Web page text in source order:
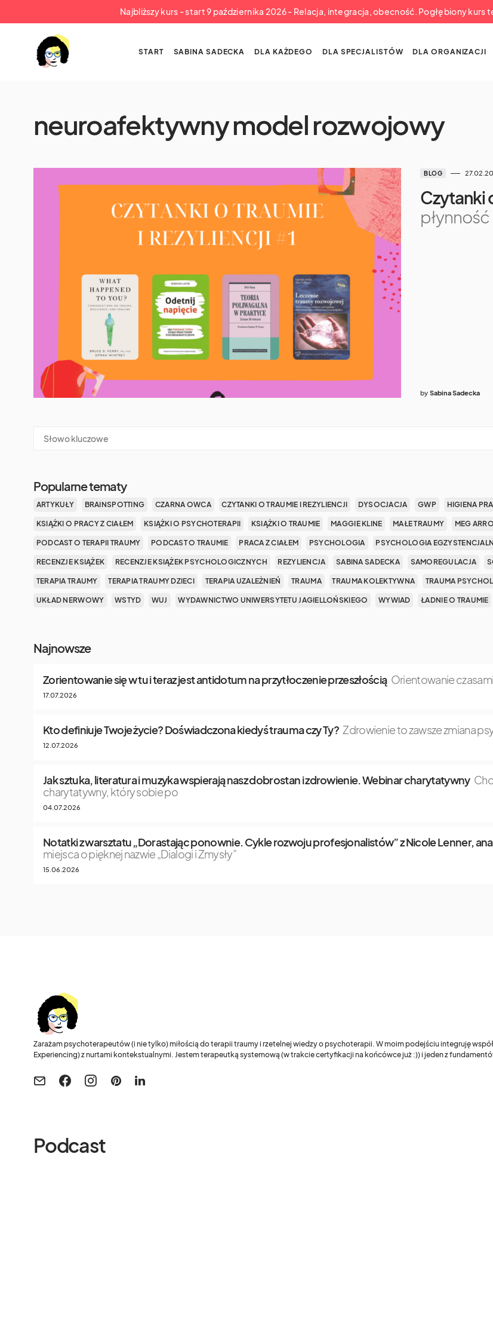
Najbliższy kurs - start 9 października 2026 - Relacja, integracja, obecność. Pogłębiony kurs
START SABINA SADECKA DLA KAŻDEGO DLA SPECJALISTÓW DLA ORGANIZACJI
neuroafektywny model rozwojowy
BLOG
Czytanki
płynność
by Sabina Sadecka
Popularne tematy
ARTYKUŁY BRAINSPOTTING CZARNA OWCA CZYTANKI O TRAUMIE I REZYLIENCJI DYSOCJACJA GWP HIGIENA
KSIĄŻKI O PRACY Z CIAŁEM KSIĄŻKI O PSYCHOTERAPII KSIĄŻKI O TRAUMIE MAGGIE KLINE MAŁE TRAUMY MEG
PODCAST O TERAPII TRAUMY PODCAST O TRAUMIE PRACA Z CIAŁEM PSYCHOLOGIA PSYCHOLOGIA
RECENZJE KSIĄŻEK RECENZJE KSIĄŻEK PSYCHOLOGICZNYCH REZYLIENCJA SABINA SADECKA SAMOREGULACJA
TERAPIA TRAUMY TERAPIA TRAUMY DZIECI TERAPIA UZALEŻNIEŃ TRAUMA TRAUMA KOLEKTYWNA TRAUMA
UKŁAD NERWOWY WSTYD WUJ WYDAWNICTWO UNIWERSYTETU JAGIELLOŃSKIEGO WYWIAD ŁADNIE O TRAUMIE
Najnowsze
Zorientowanie się w tu i teraz jest antidotum na przytłoczenie przeszłością Orientowanie
17.07.2026
Kto definiuje Twoje życie? Doświadczona kiedyś trauma czy Ty? Zdrowienie to zawsze zmiana
12.07.2026
Jak sztuka, literatura i muzyka wspierają nasz dobrostan i zdrowienie. Webinar charytatywny
charytatywny, który sobie po
04.07.2026
Notatki z warsztatu „Dorastając ponownie. Cykle rozwoju profesjonalistów” z Nicole Lenner,
miejsca o pięknej nazwie „Dialogi i Zmysły”
15.06.2026
Zarażam psychoterapeutów (i nie tylko) miłością do terapii traumy i rzetelnej wiedzy o psychoterapii. W moim podejściu integruję
Experiencing) z nurtami kontekstualnymi. Jestem terapeutką systemową (w trakcie certyfikacji na końcówce już :)) i jeden z
Podcast